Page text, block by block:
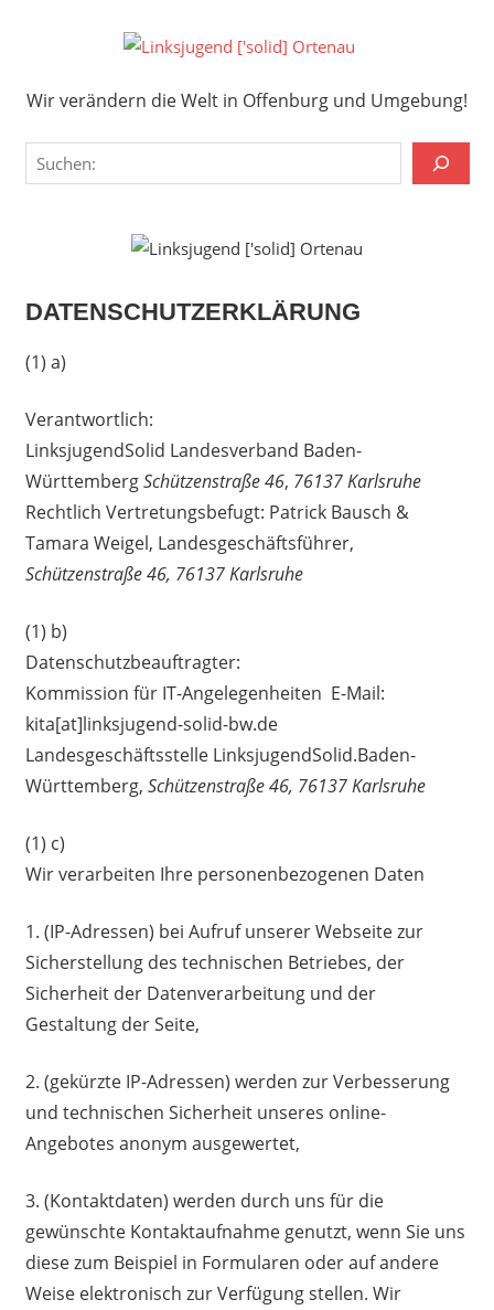
Wir verändern die Welt in Offenburg und Umgebung!
DATENSCHUTZERKLÄRUNG
(1) a)
Verantwortlich:
LinksjugendSolid Landesverband Baden-
WürttembergSchützenstraße 46, 76137 Karlsruhe
Rechtlich Vertretungsbefugt: Patrick Bausch &
Tamara Weigel, Landesgeschäftsführer,
Schützenstraße 46, 76137 Karlsruhe
(1) b)
Datenschutzbeauftragter:
Kommission für IT-Angelegenheiten E-Mail:
kita[at]linksjugend-solid-bw.de
Landesgeschäftsstelle LinksjugendSolid.Baden-
Württemberg, Schützenstraße 46, 76137 Karlsruhe
(1) c)
Wir verarbeiten Ihre personenbezogenen Daten
1. (IP-Adressen) bei Aufruf unserer Webseite zur
Sicherstellung des technischen Betriebes, der
Sicherheit der Datenverarbeitung und der
Gestaltung der Seite,
2. (gekürzte IP-Adressen) werden zur Verbesserung
und technischen Sicherheit unseres online-
Angebotes anonym ausgewertet,
3. (Kontaktdaten) werden durch uns für die
gewünschte Kontaktaufnahme genutzt, wenn Sie uns
diese zum Beispiel in Formularen oder auf andere
Weise elektronisch zur Verfügung stellen. Wir